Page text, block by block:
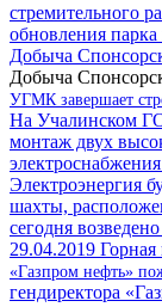
стремительного
обновления парка
Добыча
Добыча
УГМК завершает
На Учалинском
монтаж двух
Электроэнергия
шахты,
сегодня
29.04.2019
«Газпром нефть»
гендиректора